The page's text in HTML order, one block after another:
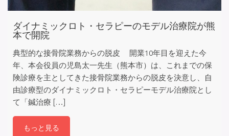
ダイナミックロト・セラピーのモデル治療院が熊
本で開院
典型的な接骨院業務からの脱皮 開業10年目を迎えた今
年、本会役員の児島太一先生（熊本市）は、これまでの保
険診療を主としてきた接骨院業務からの脱皮を決意し、自
由診療型のダイナミックロト・セラピーモデル治療院とし
て「鍼治療 […]
もっと見る